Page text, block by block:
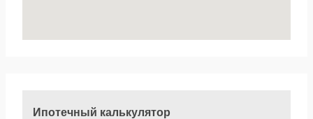
Ипотечный калькулятор